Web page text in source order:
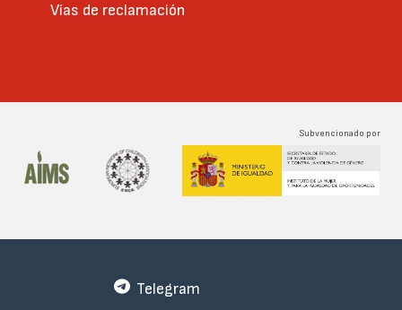
Vías de reclamación
Subvencionado por
Telegram